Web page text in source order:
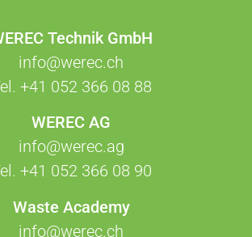
Technik GmbH
info@werec.ch
+41 052 366 08 88
WEREC AG
info@werec.ag
+41 052 366 08 90
Waste Academy
info@werec.ch